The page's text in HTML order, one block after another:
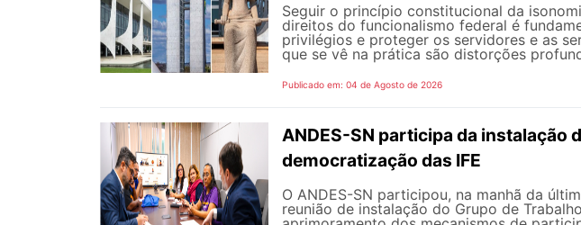
Seguir o princípio constitucional da
direitos do funcionalismo federal é
privilégios e proteger os servidores e as
que se vê na prática são distorções
Publicado em: 04 de Agosto de 2026
ANDES-SN participa da instalação
democratização das IFE
O ANDES-SN participou, na manhã da
reunião de instalação do Grupo de